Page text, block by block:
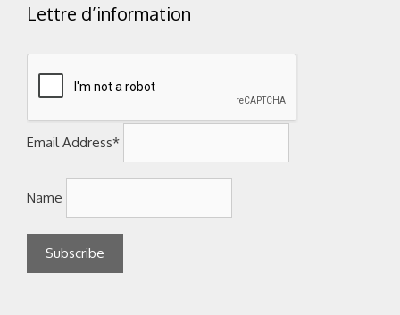
Lettre d’information
Email Address*
Name